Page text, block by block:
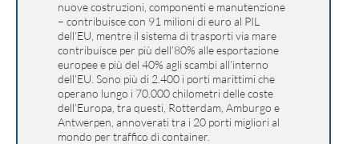
nuove costruzioni, componenti e manutenzione
– contribuisce con 91 milioni di euro al PIL
dell’EU, mentre il sistema di trasporti via mare
contribuisce per più dell’80% alle esportazione
europee e più del 40% agli scambi all’interno
dell’EU. Sono più di 2.400 i porti marittimi che
operano lungo i 70.000 chilometri delle coste
dell’Europa, tra questi, Rotterdam, Amburgo e
Antwerpen, annoverati tra i 20 porti migliori al
mondo per traffico di container.